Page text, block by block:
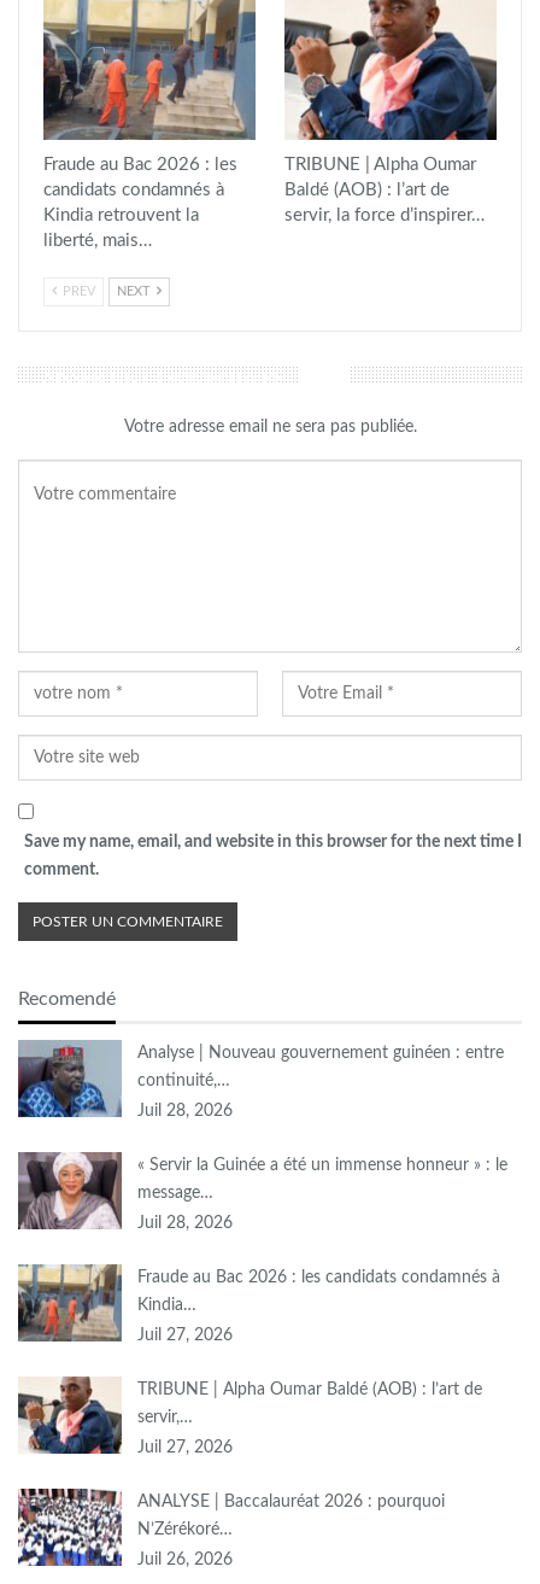
Fraude au Bac 2026 : les
candidats condamnés à
Kindia retrouvent la
liberté, mais…
TRIBUNE | Alpha Oumar
Baldé (AOB) : l’art de
servir, la force d’inspirer…
PREV NEXT
LAISSER UN COMMENTAIRE
Votre adresse email ne sera pas publiée.
Save my name, email, and website in this browser for the next time I
comment.
Recomendé
Analyse | Nouveau gouvernement guinéen : entre
continuité,…
Juil 28, 2026
« Servir la Guinée a été un immense honneur » : le
message…
Juil 28, 2026
Fraude au Bac 2026 : les candidats condamnés à
Kindia…
Juil 27, 2026
TRIBUNE | Alpha Oumar Baldé (AOB) : l’art de
servir,…
Juil 27, 2026
ANALYSE | Baccalauréat 2026 : pourquoi
N’Zérékoré…
Juil 26, 2026